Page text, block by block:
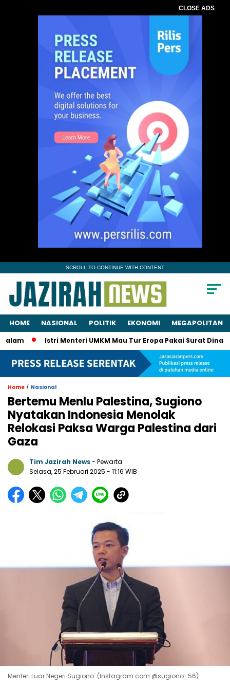
CLOSE ADS
SCROLL TO CONTINUE WITH CONTENT
HOME NASIONAL POLITIK EKONOMI MEGAPOLITAN
Istri Menteri UMKM Mau Tur Eropa Pakai Surat Dinas? KPK
Home / Nasional
Bertemu Menlu Palestina, Sugiono
Nyatakan Indonesia Menolak
Relokasi Paksa Warga Palestina dari
Gaza
Tim Jazirah News- Pewarta
Selasa, 25 Februari 2025 - 11:16 WIB
Menteri Luar Negeri Sugiono. (Instagram.com @sugiono_56)